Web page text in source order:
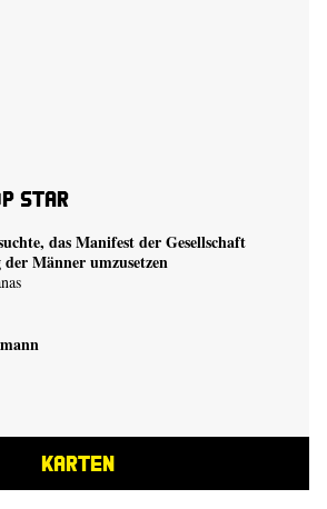
Star
das Manifest der Gesellschaft
Männer umzusetzen
KARTEN